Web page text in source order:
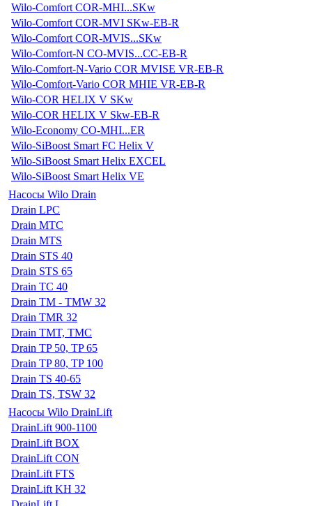
Wilo-Comfort COR-MHI...SKw
Wilo-Comfort COR-MVI SKw-EB-R
Wilo-Comfort COR-MVIS...SKw
Wilo-Comfort-N CO-MVIS...CC-EB-R
Wilo-Comfort-N-Vario COR MVISE VR-EB-R
Wilo-Comfort-Vario COR MHIE VR-EB-R
Wilo-COR HELIX V SKw
Wilo-COR HELIX V Skw-EB-R
Wilo-Economy CO-MHI...ER
Wilo-SiBoost Smart FC Helix V
Wilo-SiBoost Smart Helix EXCEL
Wilo-SiBoost Smart Helix VE
Насосы Wilo Drain
Drain LPC
Drain MTC
Drain MTS
Drain STS 40
Drain STS 65
Drain TC 40
Drain TM - TMW 32
Drain TMR 32
Drain TMT, TMC
Drain TP 50, TP 65
Drain TP 80, TP 100
Drain TS 40-65
Drain TS, TSW 32
Насосы Wilo DrainLift
DrainLift 900-1100
DrainLift BOX
DrainLift CON
DrainLift FTS
DrainLift KH 32